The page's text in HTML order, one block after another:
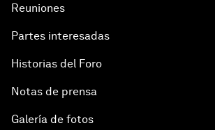
Reuniones
Partes interesadas
Historias del Foro
Notas de prensa
Galería de fotos